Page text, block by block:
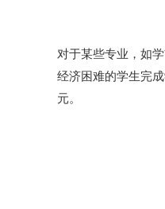
对于某些专业，如
经济困难的学生完
元。